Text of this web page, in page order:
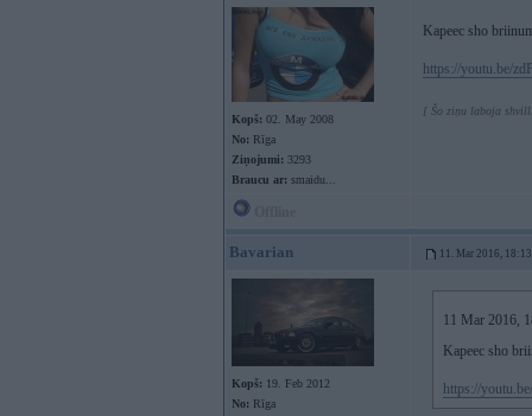
Kopš: 02. May 2008
No: Rīga
Ziņojumi: 3293
Braucu ar: smaidu...
Kapeec sho
https://youtu.be/
[ Šo ziņu laboja
Bavarian 11. Mar 2016, 18:13
Kopš: 19. Feb 2012
No: Rīga
11 Mar 2016,
Kapeec sho
https://